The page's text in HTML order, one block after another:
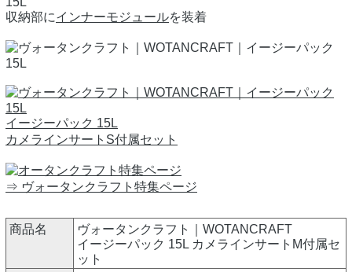
収納部にインナーモジュールを装着
イージーパック 15L
カメラインサートS付属セット
⇒ ヴォータンクラフト特集ページ
商品名
ヴォータンクラフト｜WOTANCRAFT
イージーパック 15L カメラインサートM付属セ
ット